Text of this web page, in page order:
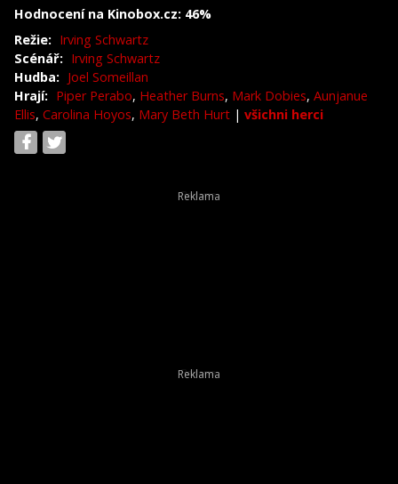
Hodnocení na Kinobox.cz: 46%
Režie: Irving Schwartz
Scénář: Irving Schwartz
Hudba: Joel Someillan
Hrají: Piper Perabo, Heather Burns, Mark Dobies, Aunjanue
Ellis, Carolina Hoyos, Mary Beth Hurt | všichni herci